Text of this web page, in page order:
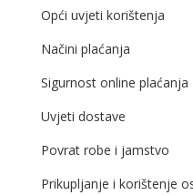
Opći uvjeti korištenja
Načini plaćanja
Sigurnost online plaćanja
Uvjeti dostave
Povrat robe i jamstvo
Prikupljanje i korištenje